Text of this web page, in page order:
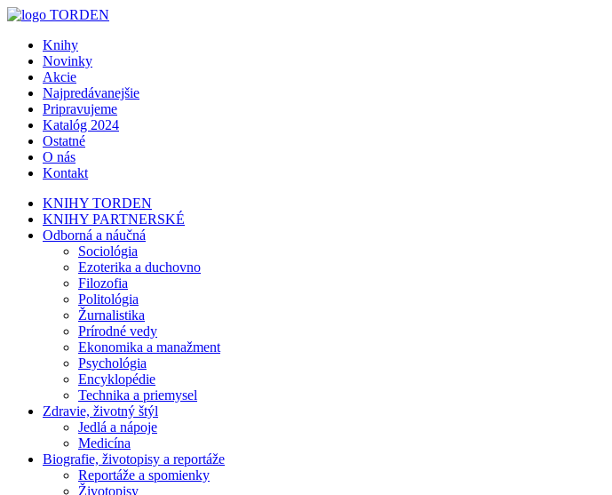
Knihy
Novinky
Akcie
Najpredávanejšie
Pripravujeme
Katalóg 2024
Ostatné
O nás
Kontakt
KNIHY TORDEN
KNIHY PARTNERSKÉ
Odborná a náučná
Sociológia
Ezoterika a duchovno
Filozofia
Politológia
Žurnalistika
Prírodné vedy
Ekonomika a manažment
Psychológia
Encyklopédie
Technika a priemysel
Zdravie, životný štýl
Jedlá a nápoje
Medicína
Biografie, životopisy a reportáže
Reportáže a spomienky
Životopisy